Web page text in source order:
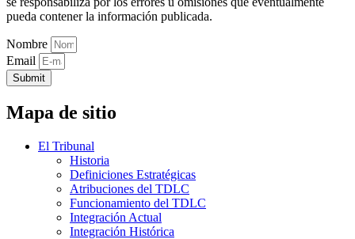
pueda contener la información publicada.
Nombre
Email
Submit
Mapa de sitio
El Tribunal
Historia
Definiciones Estratégicas
Atribuciones del TDLC
Funcionamiento del TDLC
Integración Actual
Integración Histórica